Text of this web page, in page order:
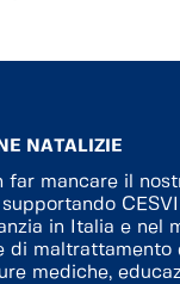
NATALIZIE
far mancare il
in Italia e nel
di maltrattamento
mediche,